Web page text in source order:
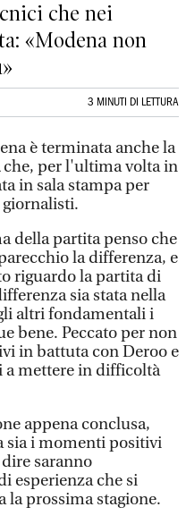
che nei
«Modena non
3 MINUTI DI LETTURA
è terminata anche la
che, per l'ultima volta in
in sala stampa per
della partita penso che
la differenza, e
riguardo la partita di
sia stata nella
altri fondamentali i
bene. Peccato per non
in battuta con Deroo e
a mettere in difficoltà
appena conclusa,
sia i momenti positivi
saranno
esperienza che si
la prossima stagione.